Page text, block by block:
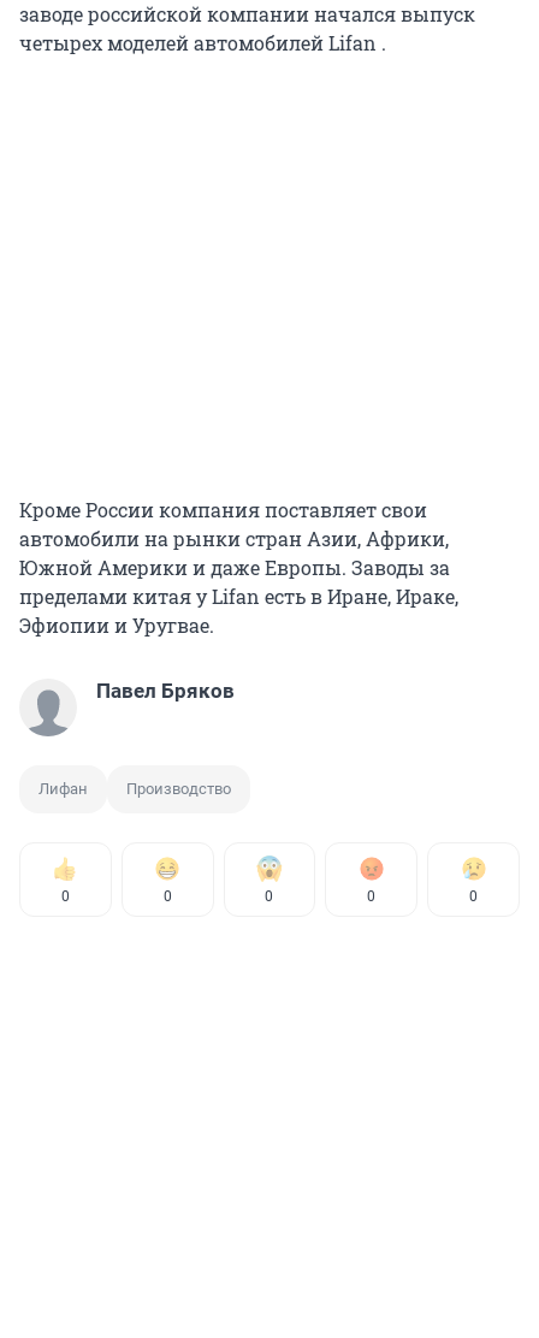
заводе российской компании начался выпуск
четырех моделей автомобилей Lifan .
Кроме России компания поставляет свои
автомобили на рынки стран Азии, Африки,
Южной Америки и даже Европы. Заводы за
пределами китая у Lifan есть в Иране, Ираке,
Эфиопии и Уругвае.
Павел Бряков
Лифан Производство
0 0 0 0 0